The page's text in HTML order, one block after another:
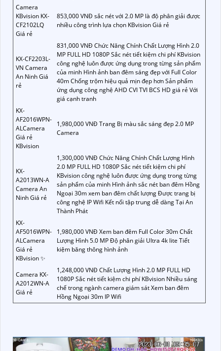
Camera
KBvision KX-
CF2102LQ
Giá rẻ
853,000 VNĐ sắc nét với 2.0 MP là độ phân giải được
nhiều công trình lựa chọn KBvision Giá rẻ
KX-CF2203L-
VN Camera
An Ninh Giá
rẻ
831,000 VNĐ Chức Năng Chính Chất Lượng Hình 2.0
MP FULL HD 1080P Sắc nét tiết kiệm chi phí KBvision
công nghệ luôn được ứng dụng trong từng sản phẩm
của minh Hình ảnh ban đêm sáng đẹp với Full Color
40m Chống trộm hiệu quả mịn đẹp hơn Sản phẩm
ứng dụng công nghệ AHD CVI TVI BCS HD giá rẻ Với
giá cạnh tranh
KX-
AF2016WPN-
ALCamera
Giá rẻ
KBvision
1,980,000 VNĐ Trang Bị màu sắc sáng đẹp 2.0 MP
Camera
KX-
A2013WN-A
Camera An
Ninh Giá rẻ
1,300,000 VNĐ Chức Năng Chính Chất Lượng Hình
2.0 MP FULL HD 1080P Sắc nét tiết kiệm chi phí
KBvision công nghệ luôn được ứng dụng trong từng
sản phẩm của minh Hình ảnh sắc nét ban đêm Hồng
Ngoại 30m xem ban đêm chất lượng Được trang bị
công nghệ IP Wifi Kết nối tập trung dễ dàng Tại An
Thành Phát
KX-
AF5016WPN-
ALCamera
Giá rẻ
KBvision ✨
1,980,000 VNĐ Xem ban đêm Full Color 30m Chất
Lượng Hình 5.0 MP Độ phân giải Ultra 4k lite Tiết
kiệm băng thông hình ảnh
Camera KX-
A2012WN-A
Giá rẻ
1,248,000 VNĐ Chất Lượng Hình 2.0 MP FULL HD
1080P Sắc nét tiết kiệm chi phí KBvision Nhiều sáng
chế trong ngành camera giám sát Xem ban đêm
Hồng Ngoại 30m IP Wifi